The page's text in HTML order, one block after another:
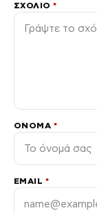
ΣΧΌΛΙΟ*
ΌΝΟΜΑ *
EMAIL *